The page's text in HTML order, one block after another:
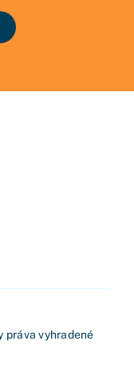
práva vyhradené